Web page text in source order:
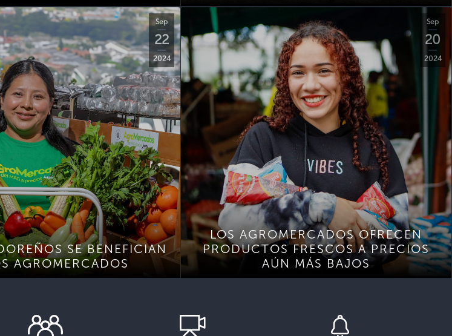
Sep
22
2024
SE BENEFICIAN
AGROMERCADOS
Sep
20
2024
LOS AGROMERCADOS OFRECEN
PRODUCTOS FRESCOS A PRECIOS
AÚN MÁS BAJOS